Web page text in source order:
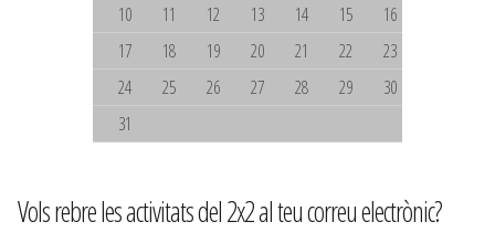
10
11 12 13 14 15
16
17
18 19 20 21 22
23
24
25 26 27 28 29
30
31
Vols rebre les activitats del 2x2 al teu correu electrònic?